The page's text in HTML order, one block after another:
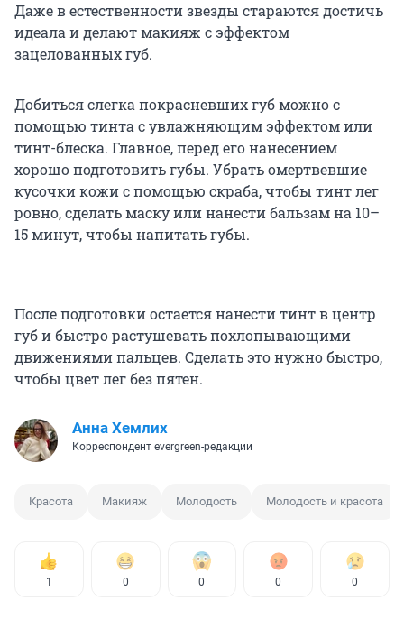
Даже в естественности звезды стараются достичь
идеала и делают макияж с эффектом
зацелованных губ.
Добиться слегка покрасневших губ можно с
помощью тинта с увлажняющим эффектом или
тинт-блеска. Главное, перед его нанесением
хорошо подготовить губы. Убрать омертвевшие
кусочки кожи с помощью скраба, чтобы тинт лег
ровно, сделать маску или нанести бальзам на 10–
15 минут, чтобы напитать губы.
После подготовки остается нанести тинт в центр
губ и быстро растушевать похлопывающими
движениями пальцев. Сделать это нужно быстро,
чтобы цвет лег без пятен.
Анна Хемлих
Корреспондент evergreen-редакции
Красота Макияж Молодость Молодость и красота
1 0 0 0 0